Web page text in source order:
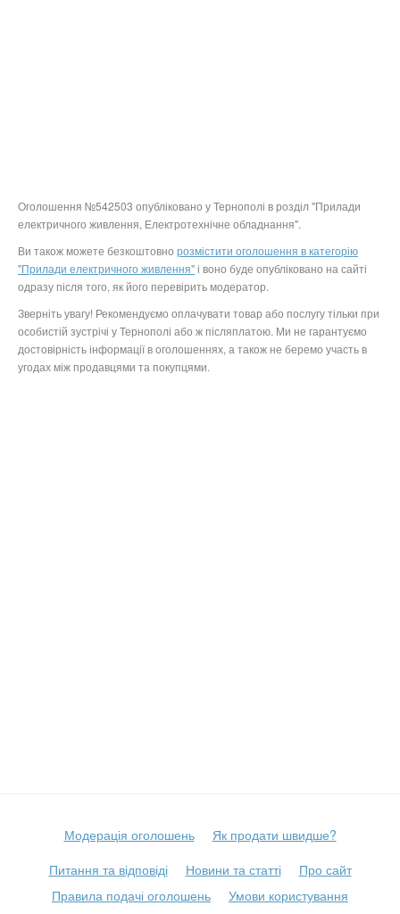
Оголошення №542503 опубліковано у Тернополі в розділ "Прилади
електричного живлення, Електротехнічне обладнання".
Ви також можете безкоштовно розмістити оголошення в категорію
"Прилади електричного живлення"і воно буде опубліковано на сайті
одразу після того, як його перевірить модератор.
Зверніть увагу! Рекомендуємо оплачувати товар або послугу тільки при
особистій зустрічі у Тернополі або ж післяплатою. Ми не гарантуємо
достовірність інформації в оголошеннях, а також не беремо участь в
угодах між продавцями та покупцями.
Модерація оголошень
Як продати швидше?
Питання та відповіді
Новини та статті
Про сайт
Правила подачі оголошень
Умови користування